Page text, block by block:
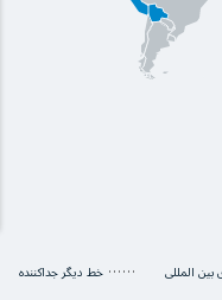
المللی
خط دیگر جداکننده